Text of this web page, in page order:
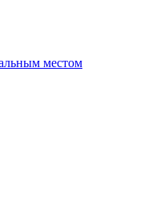
местом